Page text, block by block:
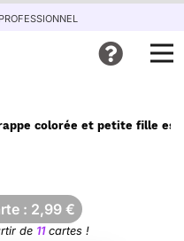
professionnel
colorée et petite fille
: 2,99 €
de 11cartes !